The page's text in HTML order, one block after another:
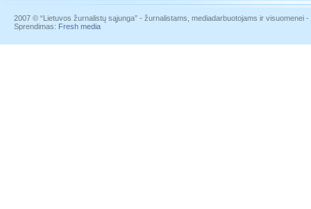
2007 © “Lietuvos žurnalistų sąjunga” - žurnalistams, mediadarbuotojams ir visuomenei
Sprendimas: Fresh media